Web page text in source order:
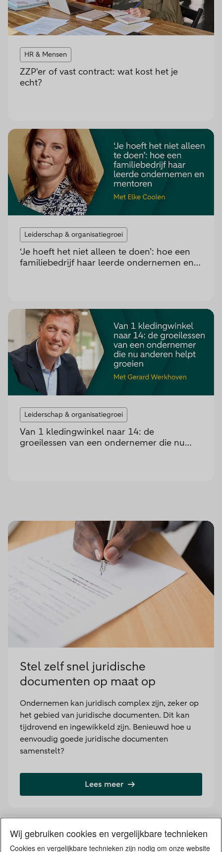
HR & Mensen
ZZP'er of vast contract: wat kost het je
echt?
Leiderschap & organisatiegroei
‘Je hoeft het niet alleen te doen’: hoe een
familiebedrijf haar leerde ondernemen en
Leiderschap & organisatiegroei
Van 1 kledingwinkel naar 14: de
groeilessen van een ondernemer die nu
Stel zelf snel juridische
documenten op maat op
Ondernemen kan juridisch complex zijn, zeker op
het gebied van juridische documenten. Dit kan
tijdrovend en ingewikkeld zijn. Benieuwd hoe u
eenvoudig goede juridische documenten
samenstelt?
Lees meer
Wij gebruiken cookies en vergelijkbare technieken
Cookies en vergelijkbare technieken zijn nodig om onze website